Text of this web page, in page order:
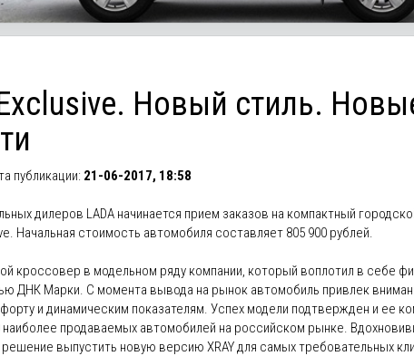
Exclusive. Новый стиль.
21-06-2017, 18:58
дилеров LADA начинается прием заказов на компактный
Начальная стоимость автомобиля составляет 805 900 рублей.
кроссовер в модельном ряду компании, который воплотил в себе
ДНК Марки. С момента вывода на рынок автомобиль привлек
и динамическим показателям. Успех модели подтвержден и ее
наиболее продаваемых автомобилей на российском рынке.
решение выпустить новую версию XRAY для самых требовательных